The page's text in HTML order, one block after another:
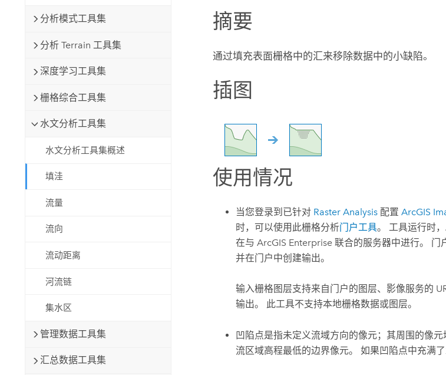
分析模式工具集
分析 Terrain 工具集
深度学习工具集
栅格综合工具集
水文分析工具集
水文分析工具集概述
填洼
流量
流向
流动距离
河流链
集水区
管理数据工具集
汇总数据工具集
摘要
通过填充表面栅格中的汇来移除数据中的小缺陷。
插图
使用情况
当您登录到已针对 Raster Analysis配置 ArcGIS
时，可以使用此栅格分析门户工具。 工具运行时，
在与 ArcGIS Enterprise联合的服务器中进行。 门
并在门户中创建输出。
输入栅格图层支持来自门户的图层、影像服务的
输出。 此工具不支持本地栅格数据或图层。
凹陷点是指未定义流域方向的像元；其周围的像
流区域高程最低的边界像元。 如果凹陷点中充满